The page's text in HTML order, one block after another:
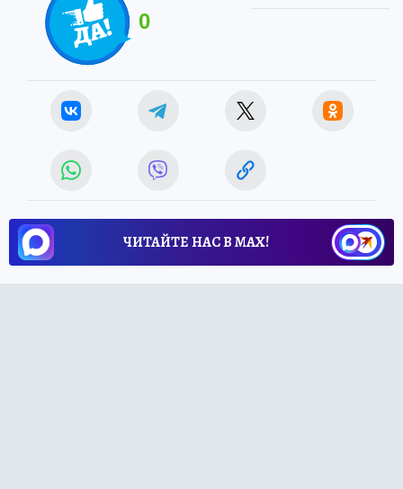
0
ЧИТАЙТЕ НАС В МАХ!